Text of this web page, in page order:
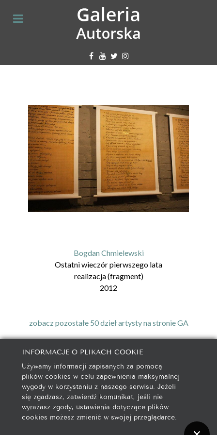
Bogdan Chmielewski
Ostatni wieczór pierwszego lata
realizacja (fragment)
2012
zobacz pozostałe 50 dzieł artysty na stronie GA
galeria@autorska.pl
608 596 314
85-078 Bydgoszcz, ul. Chocimska 5
Na początek
INFORMACJE O PLIKACH COOKIE
Używamy informacji zapisanych za pomocą
plików cookies w celu zapewnienia maksymalnej
wygody w korzystaniu z naszego serwisu. Jeżeli
się zgadzasz, zatwierdź komunikat, jeśli nie
wyrażasz zgody, ustawienia dotyczące plików
cookies możesz zmienić w swojej przeglądarce.